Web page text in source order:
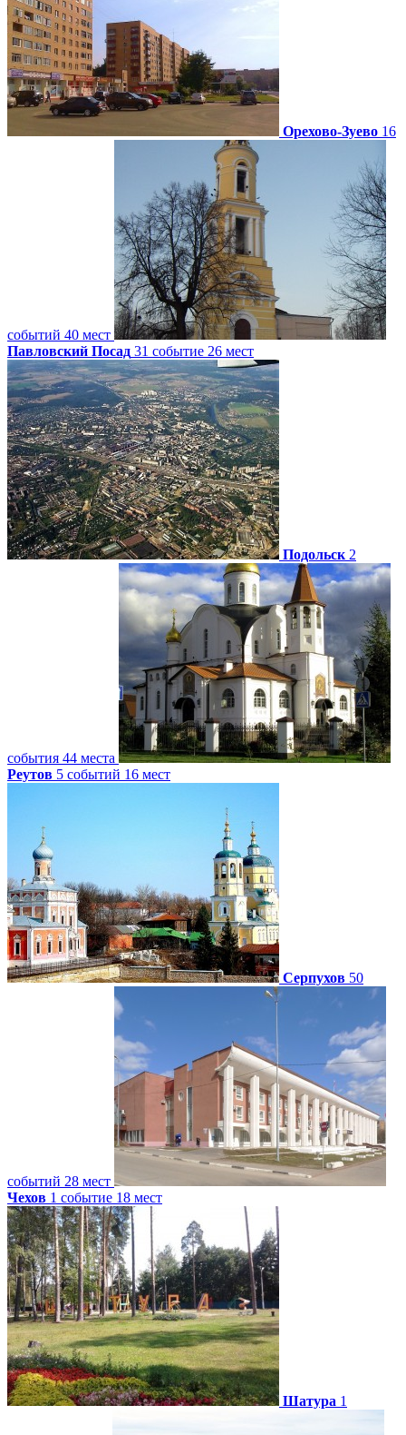
Орехово-Зуево 16
событий 40 мест
Павловский Посад 31 событие 26 мест
Подольск 2
события 44 места
Реутов 5 событий 16 мест
Серпухов 50
событий 28 мест
Чехов 1 событие 18 мест
Шатура 1